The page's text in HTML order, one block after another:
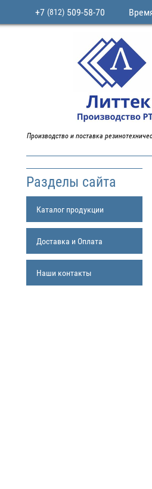
+7 (812)509-58-70
Производство и поставка
Разделы сайта
Каталог продукции
Доставка и Оплата
Наши контакты